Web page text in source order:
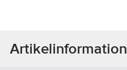
Artikelinformation